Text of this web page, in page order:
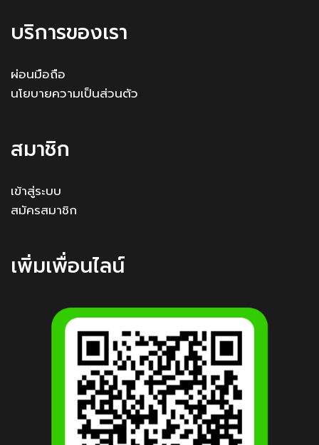
บริการของเรา
ผ่อนมือถือ
นโยบายความเป็นส่วนตัว
สมาชิก
เข้าสู่ระบบ
สมัครสมาชิก
เพิ่มเพื่อนไลน์